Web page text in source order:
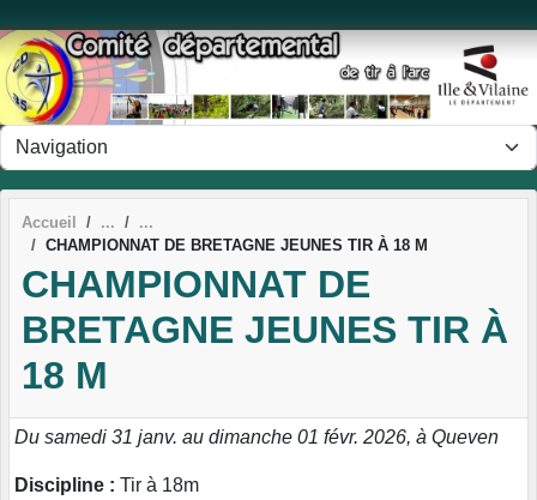
Accueil
CHAMPIONNAT DE BRETAGNE JEUNES TIR À 18 M
CHAMPIONNAT DE
BRETAGNE JEUNES TIR À
18 M
Du samedi 31 janv. au dimanche 01 févr. 2026, à Queven
Discipline : Tir à 18m